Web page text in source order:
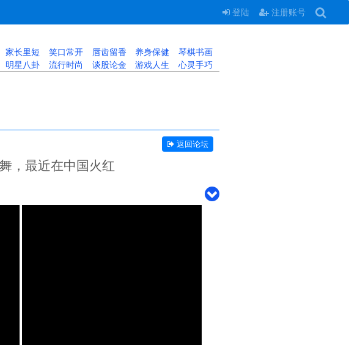
登陆 注册账号
家长里短 笑口常开 唇齿留香 养身保健
琴棋书画
明星八卦 流行时尚 谈股论金 游戏人生 心灵手巧
返回论坛
，最近在中国火红